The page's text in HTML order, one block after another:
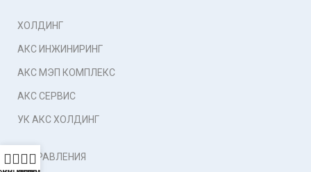
ХОЛДИНГ
АКС ИНЖИНИРИНГ
АКС МЭП КОМПЛЕКС
АКС СЕРВИС
УК АКС ХОЛДИНГ
НАПРАВЛЕНИЯ